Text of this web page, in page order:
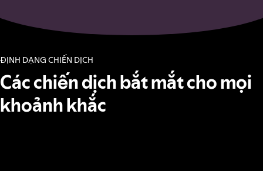
ĐỊNH DẠNG CHIẾN DỊCH
Các chiến dịch bắt mắt cho mọi
khoảnh khắc